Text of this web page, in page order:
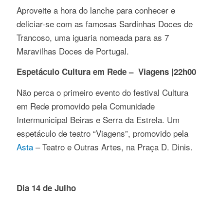
Aproveite a hora do lanche para conhecer e
deliciar-se com as famosas Sardinhas Doces de
Trancoso, uma iguaria nomeada para as 7
Maravilhas Doces de Portugal.
Espetáculo Cultura em Rede – Viagens |22h00
Não perca o primeiro evento do festival Cultura
em Rede promovido pela Comunidade
Intermunicipal Beiras e Serra da Estrela. Um
espetáculo de teatro “Viagens”, promovido pela
Asta – Teatro e Outras Artes, na Praça D. Dinis.
Dia 14 de Julho